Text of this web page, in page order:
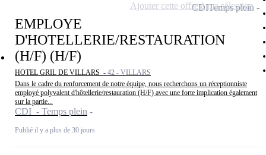
EMPLOYE
D'HOTELLERIE/RESTAURATION
(H/F) (H/F)
HOTEL GRIL DE VILLARS - 42 - VILLARS
Dans le cadre du renforcement de notre équipe, nous recherchons un réceptionniste
employé polyvalent d'hôtellerie/restauration (H/F) avec une forte implication également
sur la partie...
CDI - Temps plein
Publié il y a plus de 30 jours
CDITemps plein
Ajouter cette offre à ma sélection